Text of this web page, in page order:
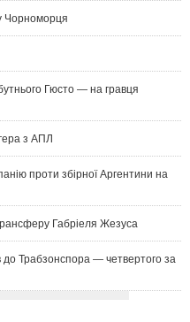
Чорноморця
Гюсто — на гравця
з АПЛ
проти збірної Аргентини на
Габріеля Жезуса
Трабзонспора — четвертого за